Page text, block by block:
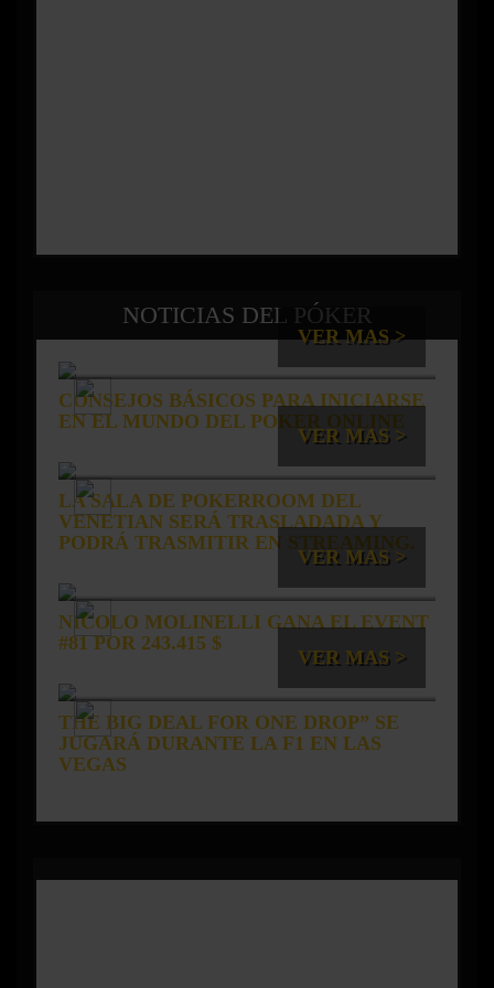
NOTICIAS DEL PÓKER
VER MAS >
CONSEJOS BÁSICOS PARA INICIARSE
EN EL MUNDO DEL POKER ONLINE
VER MAS >
LA SALA DE POKERROOM DEL
VENETIAN SERÁ TRASLADADA Y
PODRÁ TRASMITIR EN STREAMING.
VER MAS >
NICOLO MOLINELLI GANA EL EVENT
#81 POR 243.415 $
VER MAS >
THE BIG DEAL FOR ONE DROP” SE
JUGARÁ DURANTE LA F1 EN LAS
VEGAS